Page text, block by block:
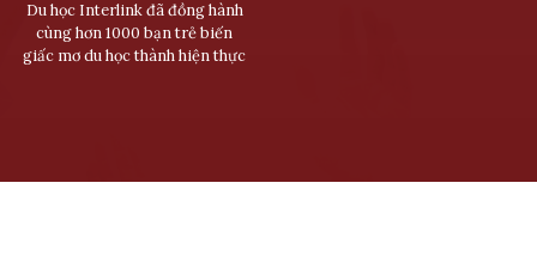
Du học Interlink đã đồng hành
cùng hơn 1000 bạn trẻ biến
giấc mơ du học thành hiện thực